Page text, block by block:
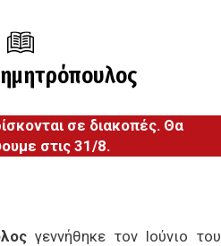
σε διακοπές. Θα
στις 31/8.
γεννήθηκε τον Ιούνιο του